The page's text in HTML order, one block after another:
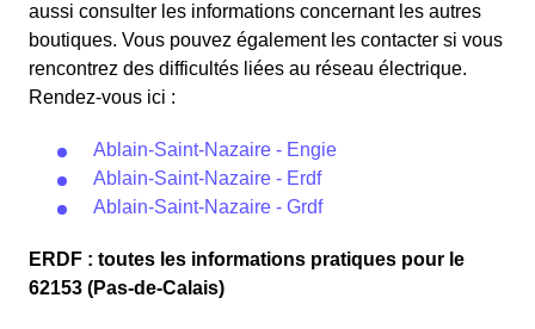
aussi consulter les informations concernant les autres
boutiques. Vous pouvez également les contacter si vous
rencontrez des difficultés liées au réseau électrique.
Rendez-vous ici :
Ablain-Saint-Nazaire - Engie
Ablain-Saint-Nazaire - Erdf
Ablain-Saint-Nazaire - Grdf
ERDF : toutes les informations pratiques pour le
62153 (Pas-de-Calais)